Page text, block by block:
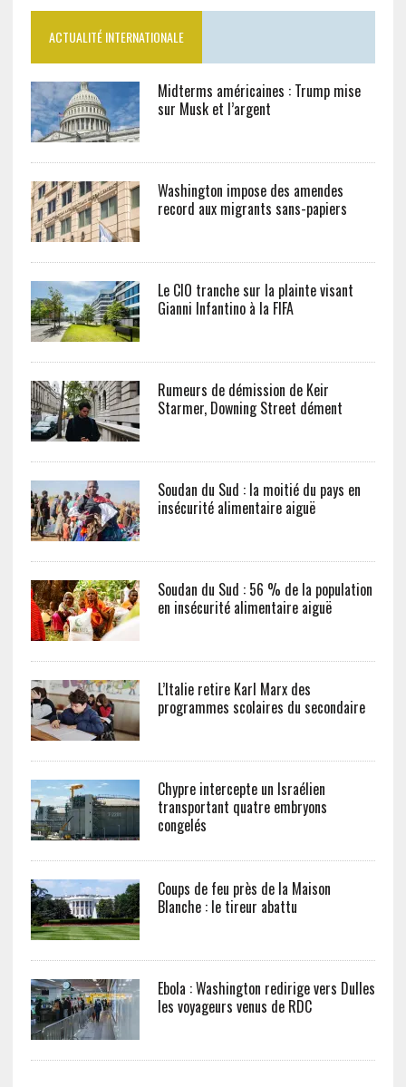
ACTUALITÉ INTERNATIONALE
Midterms américaines : Trump mise
sur Musk et l’argent
Washington impose des amendes
record aux migrants sans-papiers
Le CIO tranche sur la plainte visant
Gianni Infantino à la FIFA
Rumeurs de démission de Keir
Starmer, Downing Street dément
Soudan du Sud : la moitié du pays en
insécurité alimentaire aiguë
Soudan du Sud : 56 % de la population
en insécurité alimentaire aiguë
L’Italie retire Karl Marx des
programmes scolaires du secondaire
Chypre intercepte un Israélien
transportant quatre embryons
congelés
Coups de feu près de la Maison
Blanche : le tireur abattu
Ebola : Washington redirige vers Dulles
les voyageurs venus de RDC